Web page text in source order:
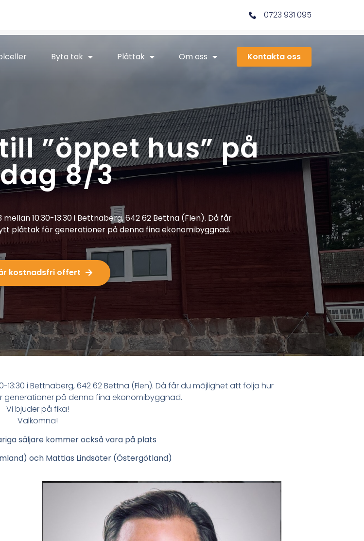
0723 931 095
Byta tak Plåttak Om oss Kontakta oss
”öppet hus” på
8/3
10:30-13:30 i Bettnaberg, 642 62 Bettna (Flen). Då får
plåttak för generationer på denna fina ekonomibyggnad.
kostnadsfri offert
13:30 i Bettnaberg, 642 62 Bettna (Flen). Då får du möjlighet att följa hur
generationer på denna fina ekonomibyggnad.
Vi bjuder på fika!
Välkomna!
säljare kommer också vara på plats
och Mattias Lindsäter (Östergötland)